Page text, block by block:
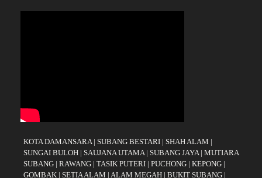
KOTA DAMANSARA| SUBANG BESTARI | SHAH ALAM |
SUNGAI BULOH | SAUJANA UTAMA| SUBANG JAYA | MUTIARA
SUBANG | RAWANG | TASIK PUTERI | PUCHONG | KEPONG |
GOMBAK | SETIA ALAM | ALAM MEGAH | BUKIT SUBANG |